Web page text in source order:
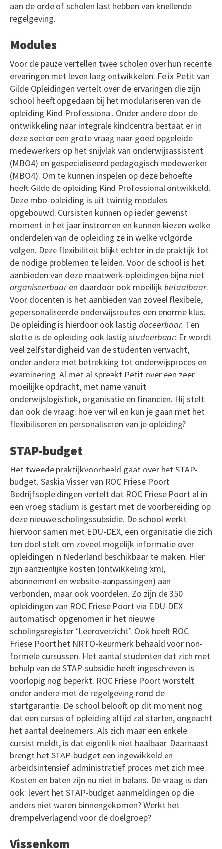
aan de orde of scholen last hebben van knellende
regelgeving.
Modules
Voor de pauze vertellen twee scholen over hun recente
ervaringen met leven lang ontwikkelen. Felix Petit van
Gilde Opleidingen vertelt over de ervaringen die zijn
school heeft opgedaan bij het modulariseren van de
opleiding Kind Professional. Onder andere door de
ontwikkeling naar integrale kindcentra bestaat er in
deze sector een grote vraag naar goed opgeleide
medewerkers op het snijvlak van onderwijsassistent
(MBO4) en gespecialiseerd pedagogisch medewerker
(MBO4). Om te kunnen inspelen op deze behoefte
heeft Gilde de opleiding Kind Professional ontwikkeld.
Deze mbo-opleiding is uit twintig modules
opgebouwd. Cursisten kunnen op ieder gewenst
moment in het jaar instromen en kunnen kiezen welke
onderdelen van de opleiding ze in welke volgorde
volgen. Deze flexibiliteit blijkt echter in de praktijk tot
de nodige problemen te leiden. Voor de school is het
aanbieden van deze maatwerk-opleidingen bijna niet
organiseerbaaren daardoor ook moeilijk betaalbaar.
Voor docenten is het aanbieden van zoveel flexibele,
gepersonaliseerde onderwijsroutes een enorme klus.
De opleiding is hierdoor ook lastig doceerbaar. Ten
slotte is de opleiding ook lastig studeerbaar: Er wordt
veel zelfstandigheid van de studenten verwacht,
onder andere met betrekking tot onderwijsproces en
examinering. Al met al spreekt Petit over een zeer
moeilijke opdracht, met name vanuit
onderwijslogistiek, organisatie en financiën. Hij stelt
dan ook de vraag: hoe ver wil en kun je gaan met het
flexibiliseren en personaliseren van je opleiding?
STAP-budget
Het tweede praktijkvoorbeeld gaat over het STAP-
budget. Saskia Visser van ROC Friese Poort
Bedrijfsopleidingen vertelt dat ROC Friese Poort al in
een vroeg stadium is gestart met de voorbereiding op
deze nieuwe scholingssubsidie. De school werkt
hiervoor samen met EDU-DEX, een organisatie die zich
ten doel stelt om zoveel mogelijk informatie over
opleidingen in Nederland beschikbaar te maken. Hier
zijn aanzienlijke kosten (ontwikkeling xml,
abonnement en website-aanpassingen) aan
verbonden, maar ook voordelen. Zo zijn de 350
opleidingen van ROC Friese Poort via EDU-DEX
automatisch opgenomen in het nieuwe
scholingsregister ‘Leeroverzicht’. Ook heeft ROC
Friese Poort het NRTO-keurmerk behaald voor non-
formele cursussen. Het aantal studenten dat zich met
behulp van de STAP-subsidie heeft ingeschreven is
voorlopig nog beperkt. ROC Friese Poort worstelt
onder andere met de regelgeving rond de
startgarantie. De school belooft op dit moment nog
dat een cursus of opleiding altijd zal starten, ongeacht
het aantal deelnemers. Als zich maar een enkele
cursist meldt, is dat eigenlijk niet haalbaar. Daarnaast
brengt het STAP-budget een ingewikkeld en
arbeidsintensief administratief proces met zich mee.
Kosten en baten zijn nu niet in balans. De vraag is dan
ook: levert het STAP-budget aanmeldingen op die
anders niet waren binnengekomen? Werkt het
drempelverlagend voor de doelgroep?
Vissenkom